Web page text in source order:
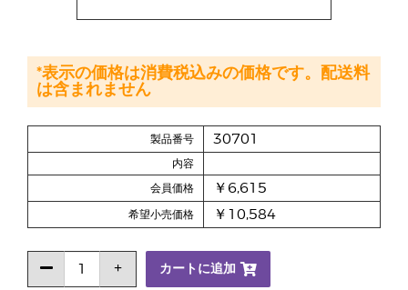
製品番号 30701
内容
会員価格 ￥6,615
希望小売価格 ￥10,584
カートに追加
*表示の価格は消費税込みの価格です。配送料
は含まれません